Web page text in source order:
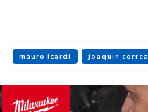
mauro icardi joaquin correa